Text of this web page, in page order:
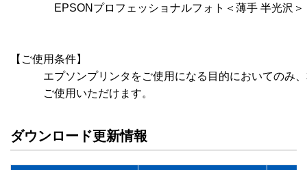
EPSONプロフェッショナルフォト＜薄手 半光沢＞
【ご使用条件】
エプソンプリンタをご使用になる目的においてのみ、
ダウンロード更新情報